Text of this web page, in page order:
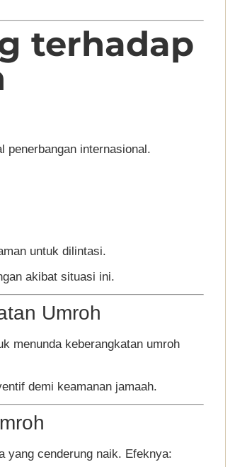
terhadap
penerbangan internasional.
untuk dilintasi.
akibat situasi ini.
Umroh
menunda keberangkatan umroh
demi keamanan jamaah.
yang cenderung naik. Efeknya: